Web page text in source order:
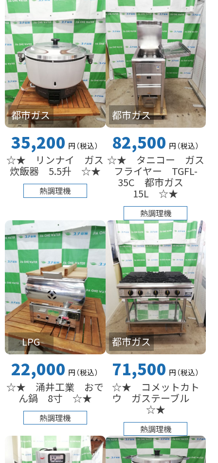
都市ガス
35,200 円（税込）
☆★ リンナイ ガス
炊飯器 5.5升 ☆★
熱調理機
都市ガス
82,500 円（税込）
☆★ タニコー ガス
フライヤー TGFL-
35C 都市ガス
15L ☆★
熱調理機
LPG
22,000 円（税込）
☆★ 涌井工業 おで
ん鍋 8寸 ☆★
熱調理機
都市ガス
71,500 円（税込）
☆★ コメットカト
ウ ガステーブル
☆★
熱調理機